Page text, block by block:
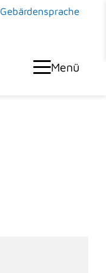
Gebärdensprache
Menü